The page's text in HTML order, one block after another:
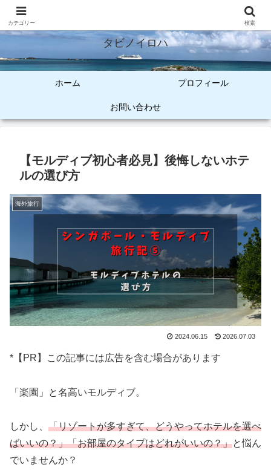
タビノイロハ
ホーム プロフィール
お問い合わせ
【モルディブ初心者必見】後悔しないホテ
ルの選び方
海外旅行
2024.06.15 2026.07.03
*【PR】この記事には広告を含む場合があります
「楽園」と名高いモルディブ。
しかし、 「リゾートが多すぎて、どうやってホテルを選べ
ばいいの？」「お部屋のタイプはどれがいいの？」と悩ん
でいませんか？
カテゴリー 検索